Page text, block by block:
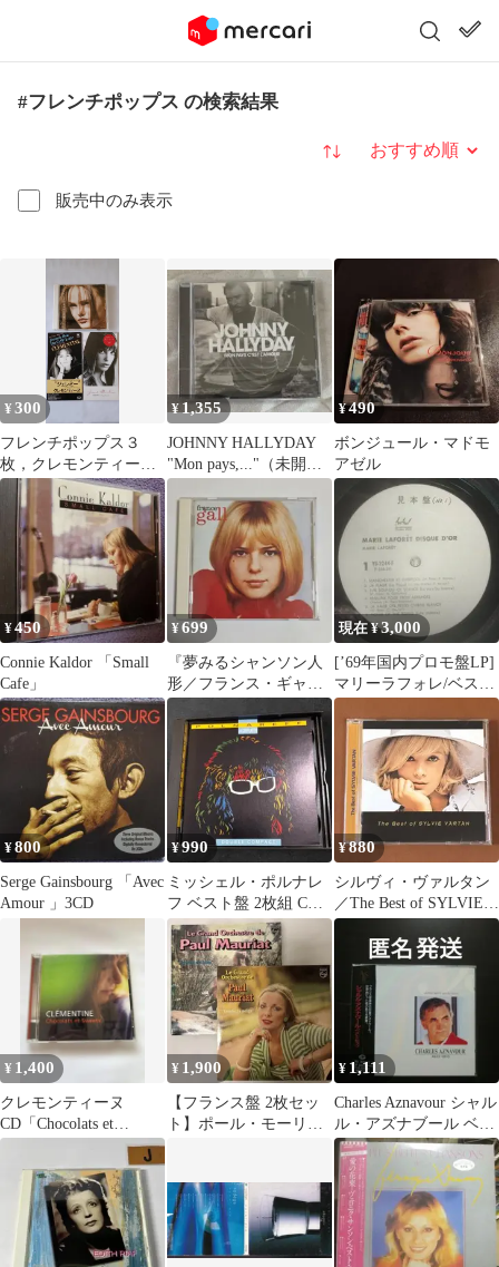
#フレンチポップス の検索結果
販売中のみ表示
並び替え
¥300
フレンチポップス３
枚，クレモンティー
ヌ，ジェーンバーキ
ン，ヴァネッサパラデ
¥ 1,355
JOHNNY HALLYDAY
"Mon pays,..."（未開封
新品）
¥490
ボンジュール・マドモ
アゼル
¥450
Connie Kaldor 「Small
Cafe」
¥699
『夢みるシャンソン人
形／フランス・ギャ
ル・ベスト』CD
現在 ¥3,000
[’69年国内プロモ盤LP]
マリーラフォレ/ベスト
オブ… Disque D’or
¥800
Serge Gainsbourg 「Avec
Amour 」3CD
¥990
ミッシェル・ポルナレ
フ ベスト盤 2枚組 CD
LA COMPILATION
¥880
シルヴィ・ヴァルタン
／The Best of SYLVIE
VARTAN
¥ 1,400
クレモンティーヌ
CD「Chocolats et
Sweets」2008
¥ 1,900
【フランス盤 2枚セッ
ト】ポール・モーリア /
¥ 1,111
Charles Aznavour シャル
ル・アズナブール ベス
ト盤 シャンソン